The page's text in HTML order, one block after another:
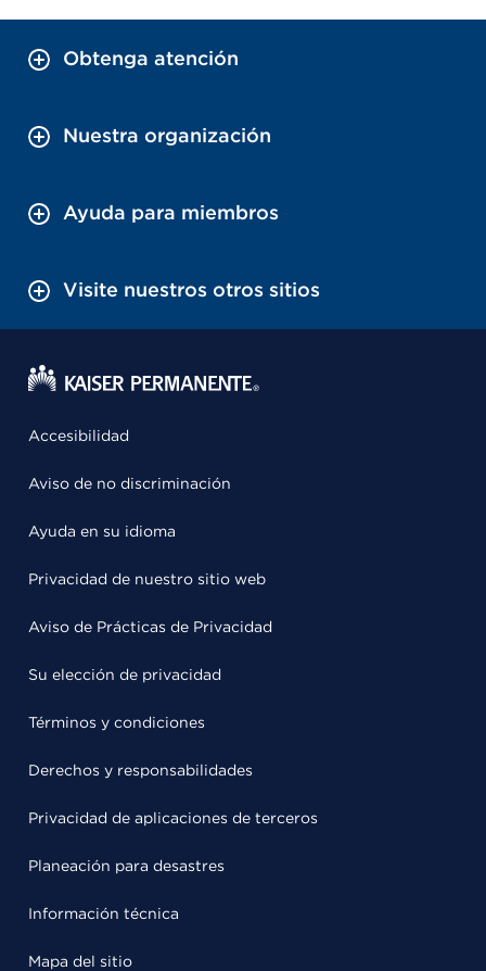
Obtenga atención
Nuestra organización
Ayuda para miembros
Visite nuestros otros sitios
Accesibilidad
Aviso de no discriminación
Ayuda en su idioma
Privacidad de nuestro sitio web
Aviso de Prácticas de Privacidad
Su elección de privacidad
Términos y condiciones
Derechos y responsabilidades
Privacidad de aplicaciones de terceros
Planeación para desastres
Información técnica
Mapa del sitio